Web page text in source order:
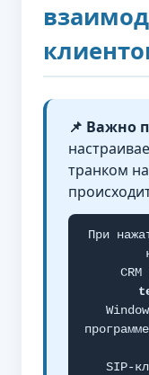
📌 Важно
транком
При
SIP-